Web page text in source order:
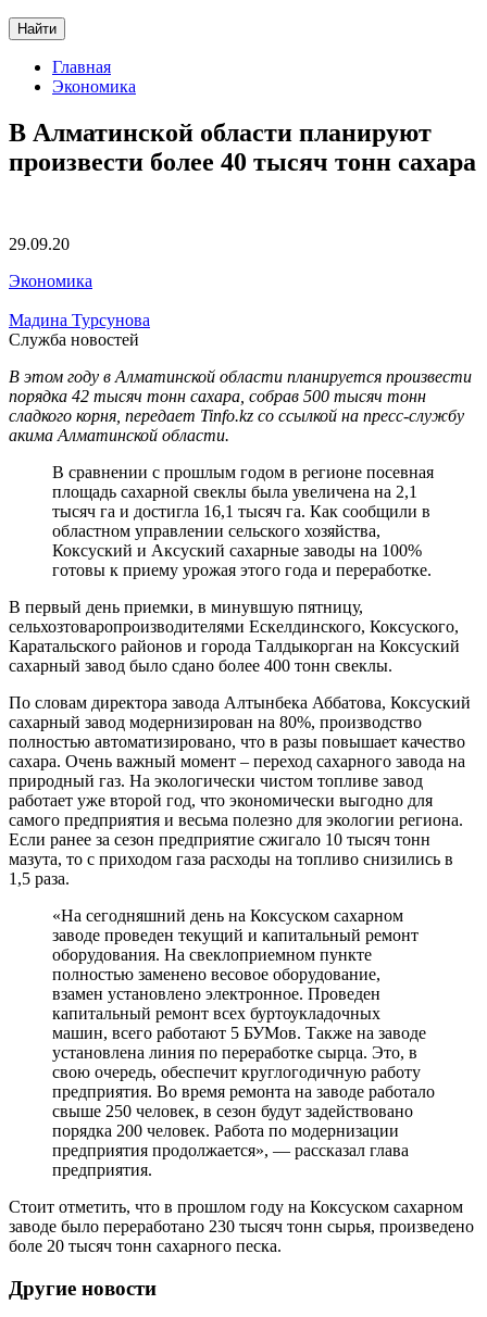
Найти
Главная
Экономика
В Алматинской области планируют
произвести более 40 тысяч тонн сахара
29.09.20
Экономика
Мадина Турсунова
Служба новостей
В этом году в Алматинской области планируется произвести
порядка 42 тысяч тонн сахара, собрав 500 тысяч тонн
сладкого корня, передает Tinfo.kz со ссылкой на пресс-службу
акима Алматинской области.
В сравнении с прошлым годом в регионе посевная
площадь сахарной свеклы была увеличена на 2,1
тысяч га и достигла 16,1 тысяч га. Как сообщили в
областном управлении сельского хозяйства,
Коксуский и Аксуский сахарные заводы на 100%
готовы к приему урожая этого года и переработке.
В первый день приемки, в минувшую пятницу,
сельхозтоваропроизводителями Ескелдинского, Коксуского,
Каратальского районов и города Талдыкорган на Коксуский
сахарный завод было сдано более 400 тонн свеклы.
По словам директора завода Алтынбека Аббатова, Коксуский
сахарный завод модернизирован на 80%, производство
полностью автоматизировано, что в разы повышает качество
сахара. Очень важный момент – переход сахарного завода на
природный газ. На экологически чистом топливе завод
работает уже второй год, что экономически выгодно для
самого предприятия и весьма полезно для экологии региона.
Если ранее за сезон предприятие сжигало 10 тысяч тонн
мазута, то с приходом газа расходы на топливо снизились в
1,5 раза.
«На сегодняшний день на Коксуском сахарном
заводе проведен текущий и капитальный ремонт
оборудования. На свеклоприемном пункте
полностью заменено весовое оборудование,
взамен установлено электронное. Проведен
капитальный ремонт всех буртоукладочных
машин, всего работают 5 БУМов. Также на заводе
установлена линия по переработке сырца. Это, в
свою очередь, обеспечит круглогодичную работу
предприятия. Во время ремонта на заводе работало
свыше 250 человек, в сезон будут задействовано
порядка 200 человек. Работа по модернизации
предприятия продолжается», — рассказал глава
предприятия.
Стоит отметить, что в прошлом году на Коксуском сахарном
заводе было переработано 230 тысяч тонн сырья, произведено
боле 20 тысяч тонн сахарного песка.
Другие новости